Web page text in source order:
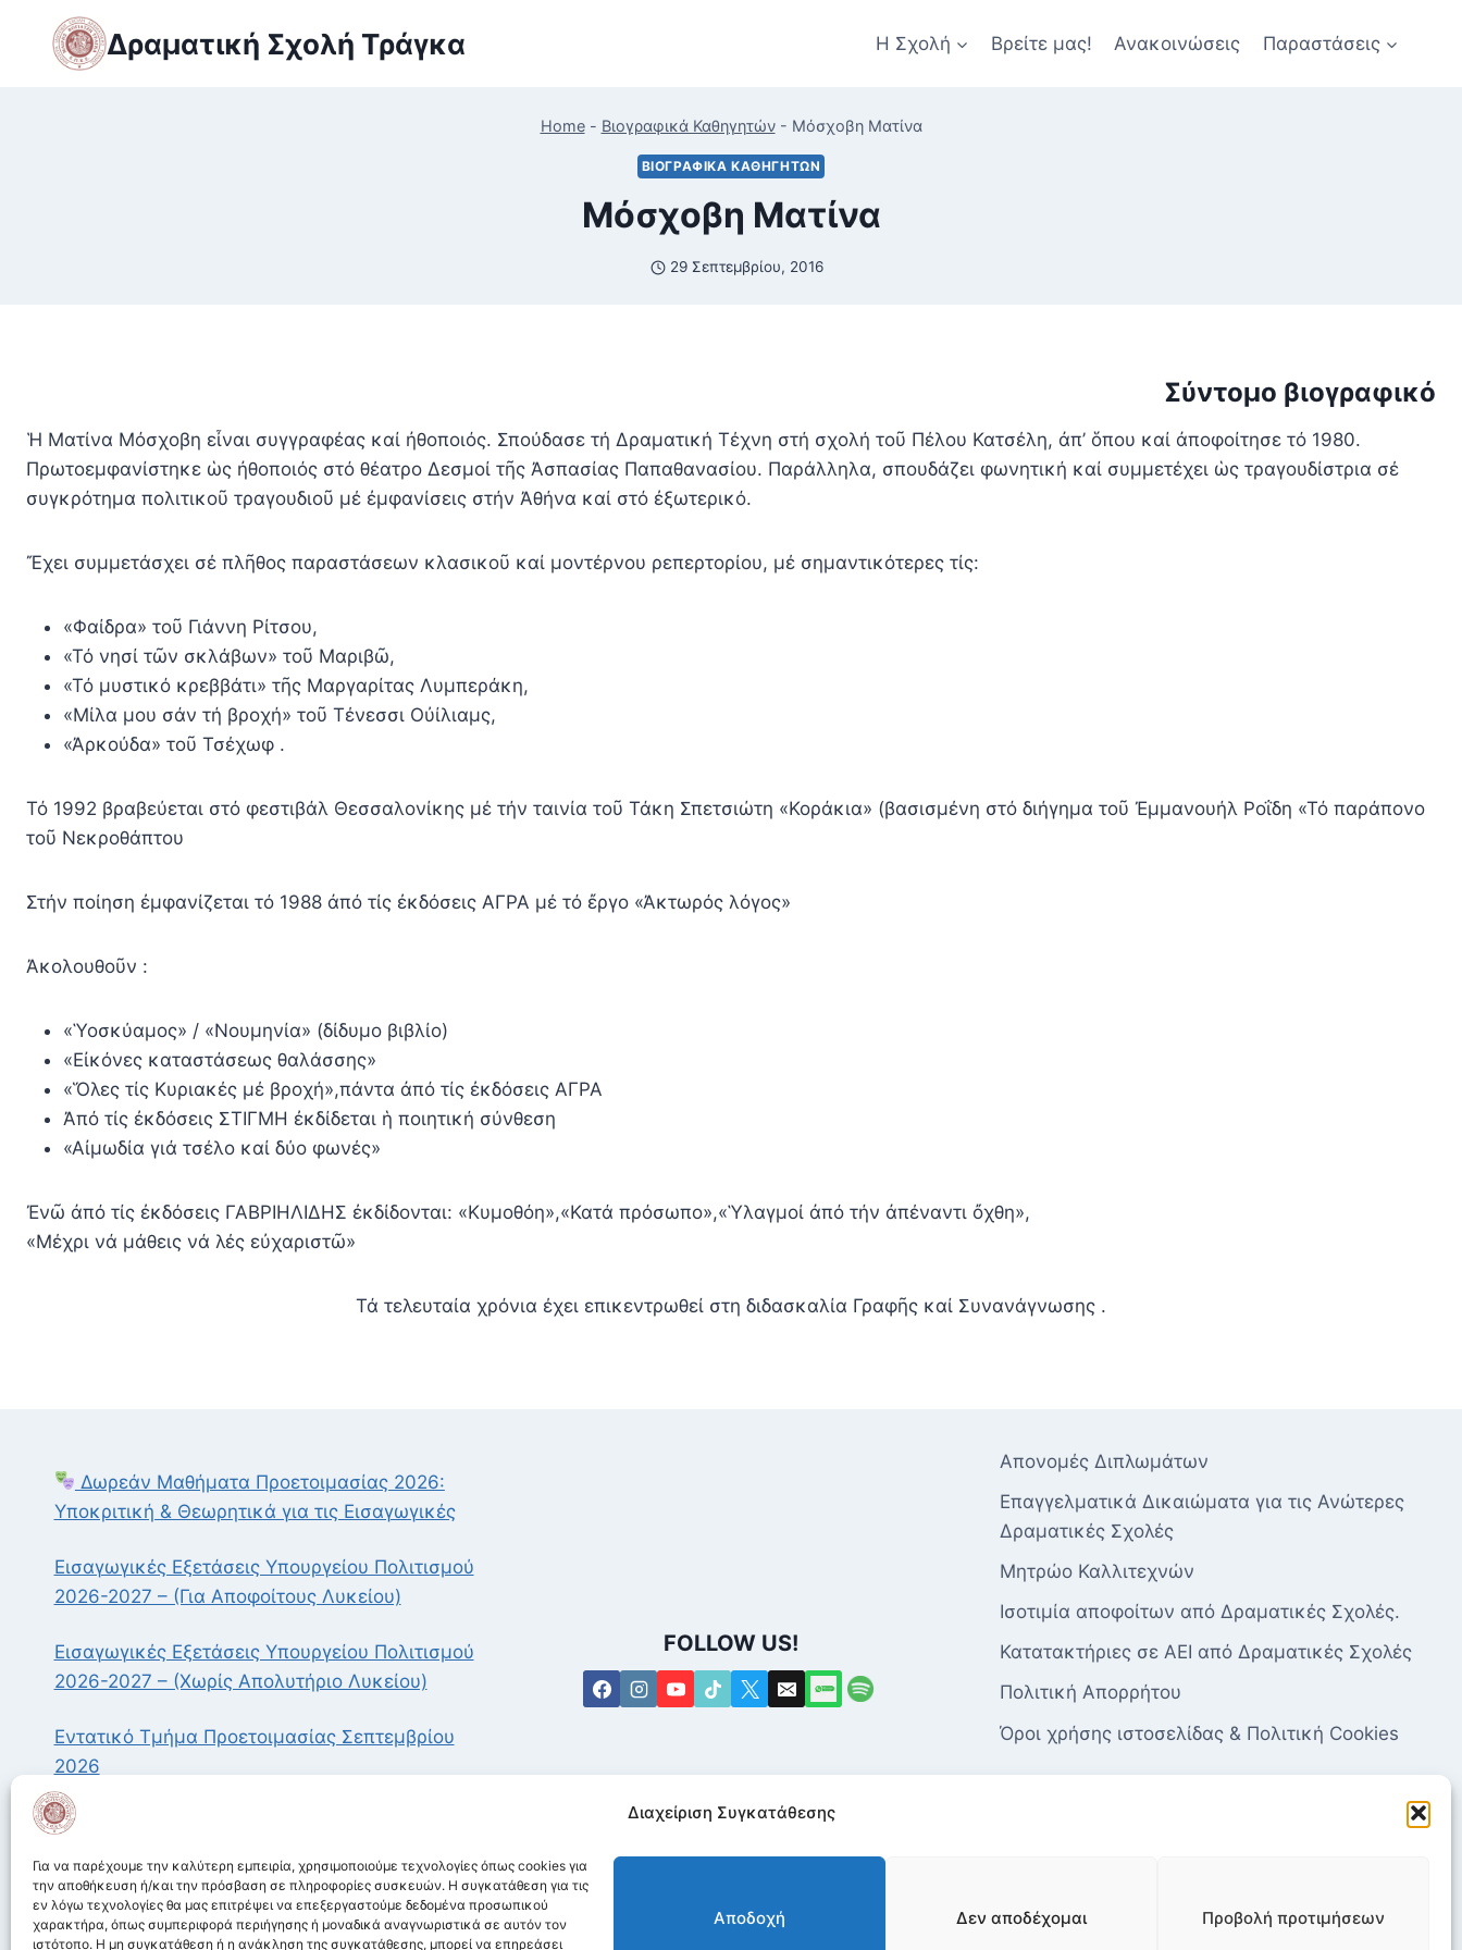
Διαχείριση Συγκατάθεσης
Για να παρέχουμε την καλύτερη εμπειρία, χρησιμοποιούμε τεχνολογίες όπως cookies για
την αποθήκευση ή/και την πρόσβαση σε πληροφορίες συσκευών. Η συγκατάθεση για τις
εν λόγω τεχνολογίες θα μας επιτρέψει να επεξεργαστούμε δεδομένα προσωπικού
χαρακτήρα, όπως συμπεριφορά περιήγησης ή μοναδικά αναγνωριστικά σε αυτόν τον
ιστότοπο. Η μη συγκατάθεση ή η ανάκληση της συγκατάθεσης, μπορεί να επηρεάσει
Αποδοχή Δεν αποδέχομαι Προβολή προτιμήσεων
content
Δραματική Σχολή Τράγκα Η Σχολή Βρείτε μας! Ανακοινώσεις Παραστάσεις
Home- Βιογραφικά Καθηγητών- Μόσχοβη Ματίνα
ΒΙΟΓΡΑΦΙΚΆ ΚΑΘΗΓΗΤΏΝ
Μόσχοβη Ματίνα
29 Σεπτεμβρίου, 2016
Σύντομο βιογραφικό
Ἡ Ματίνα Μόσχοβη εἶναι συγγραφέας καί ἠθοποιός. Σπούδασε τή Δραματική Τέχνη στή σχολή τοῦ Πέλου Κατσέλη, ἀπ’ ὅπου καί ἀποφοίτησε τό 1980.
Πρωτοεμφανίστηκε ὡς ἠθοποιός στό θέατρο Δεσμοί τῆς Ἀσπασίας Παπαθανασίου. Παράλληλα, σπουδάζει φωνητική καί συμμετέχει ὡς τραγουδίστρια σέ
συγκρότημα πολιτικοῦ τραγουδιοῦ μέ ἐμφανίσεις στήν Ἀθήνα καί στό ἐξωτερικό.
Ἔχει συμμετάσχει σέ πλῆθος παραστάσεων κλασικοῦ καί μοντέρνου ρεπερτορίου, μέ σημαντικότερες τίς:
«Φαίδρα» τοῦ Γιάννη Ρίτσου,
«Τό νησί τῶν σκλάβων» τοῦ Μαριβῶ,
«Τό μυστικό κρεββάτι» τῆς Μαργαρίτας Λυμπεράκη,
«Μίλα μου σάν τή βροχή» τοῦ Τένεσσι Οὐίλιαμς,
«Ἀρκούδα» τοῦ Τσέχωφ .
Τό 1992 βραβεύεται στό φεστιβάλ Θεσσαλονίκης μέ τήν ταινία τοῦ Τάκη Σπετσιώτη «Κοράκια» (βασισμένη στό διήγημα τοῦ Ἐμμανουήλ Ροΐδη «Τό παράπονο
τοῦ Νεκροθάπτου
Στήν ποίηση ἐμφανίζεται τό 1988 ἀπό τίς ἐκδόσεις ΑΓΡΑ μέ τό ἔργο «Ἀκτωρός λόγος»
Ἀκολουθοῦν :
«Ὑοσκύαμος» / «Νουμηνία» (δίδυμο βιβλίο)
«Εἰκόνες καταστάσεως θαλάσσης»
«Ὅλες τίς Κυριακές μέ βροχή»,πάντα ἀπό τίς ἐκδόσεις ΑΓΡΑ
Ἀπό τίς ἐκδόσεις ΣΤΙΓΜΗ ἐκδίδεται ἡ ποιητική σύνθεση
«Αἰμωδία γιά τσέλο καί δύο φωνές»
Ἐνῶ ἀπό τίς ἐκδόσεις ΓΑΒΡΙΗΛΙΔΗΣ ἐκδίδονται: «Κυμοθόη»,«Κατά πρόσωπο»,«Ὑλαγμοί ἀπό τήν ἀπέναντι ὄχθη»,
«Μέχρι νά μάθεις νά λές εὐχαριστῶ»
Τά τελευταία χρόνια έχει επικεντρωθεί στη διδασκαλία Γραφῆς καί Συνανάγνωσης .
Δωρεάν Μαθήματα Προετοιμασίας 2026:
Υποκριτική & Θεωρητικά για τις Εισαγωγικές
Εισαγωγικές Εξετάσεις Υπουργείου Πολιτισμού
2026-2027 – (Για Αποφοίτους Λυκείου)
Εισαγωγικές Εξετάσεις Υπουργείου Πολιτισμού
2026-2027 – (Χωρίς Απολυτήριο Λυκείου)
Εντατικό Τμήμα Προετοιμασίας Σεπτεμβρίου
2026
Βραβεία Ίρις 2026: Ηχηρή παρουσία της
FOLLOW US!
Απονομές Διπλωμάτων
Επαγγελματικά Δικαιώματα για τις Ανώτερες
Δραματικές Σχολές
Μητρώο Καλλιτεχνών
Ισοτιμία αποφοίτων από Δραματικές Σχολές.
Κατατακτήριες σε ΑΕΙ από Δραματικές Σχολές
Πολιτική Απορρήτου
Όροι χρήσης ιστοσελίδας & Πολιτική Cookies